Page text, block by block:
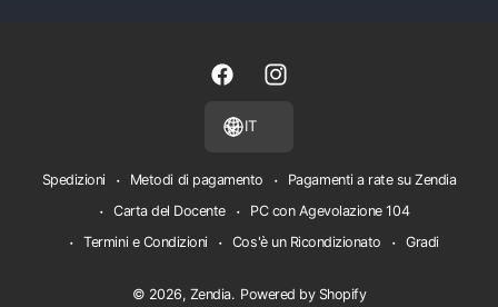
© 2026, Zendia. Powered by Shopify
Spedizioni Metodi di pagamento
Pagamenti a rate su Zendia
Carta del Docente
PC con Agevolazione 104
Termini e Condizioni
Cos'è un Ricondizionato Gradi
FacebookInstagram
IT